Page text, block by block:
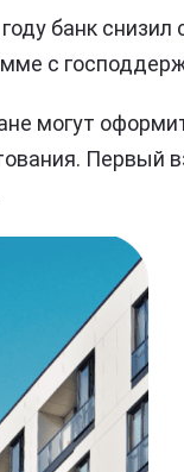
банк
с
могут
Первый